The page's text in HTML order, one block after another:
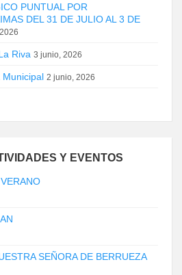
PUNTUAL POR
DEL 31 DE JULIO AL 3 DE
Riva 3 junio, 2026
Municipal 2 junio, 2026
Y EVENTOS
SEÑORA DE BERRUEZA